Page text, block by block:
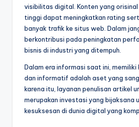
visibilitas digital. Konten yang
tinggi dapat meningkatkan rating
banyak trafik ke situs web. Dalam
berkontribusi pada peningkatan
bisnis di industri yang ditempuh.
Dalam era informasi saat ini,
dan informatif adalah aset yang
karena itu, layanan penulisan artikel
merupakan investasi yang bijaksana
kesuksesan di dunia digital yang